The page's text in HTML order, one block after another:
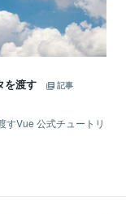
渡す
記事
Vue 公式チュートリ